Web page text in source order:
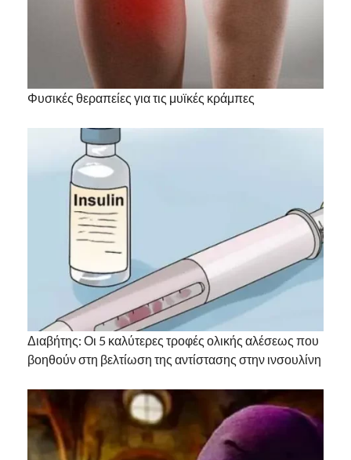
Φυσικές θεραπείες για τις μυϊκές κράμπες
Διαβήτης: Οι 5 καλύτερες τροφές ολικής αλέσεως που
βοηθούν στη βελτίωση της αντίστασης στην ινσουλίνη